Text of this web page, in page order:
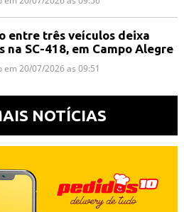
entre três veículos deixa
na SC-418, em Campo Alegre
em 20/07/2026 as 09:51
NOTÍCIAS